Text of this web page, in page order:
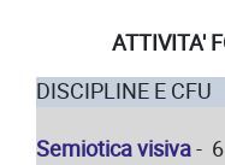
ATTIVITA'
DISCIPLINE E CFU
Semiotica visiva- 6